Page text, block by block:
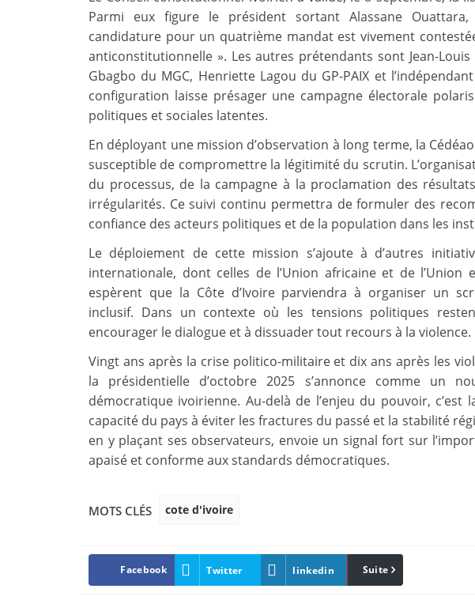
Parmi eux figure le président sortant Alassane
candidature pour un quatrième mandat est vivement
anticonstitutionnelle ». Les autres prétendants sont Jean-Louis
Gbagbo du MGC, Henriette Lagou du GP-PAIX et
configuration laisse présager une campagne électorale
politiques et sociales latentes.
En déployant une mission d’observation à long terme, la
susceptible de compromettre la légitimité du scrutin.
du processus, de la campagne à la proclamation des
irrégularités. Ce suivi continu permettra de formuler des
confiance des acteurs politiques et de la population dans les
Le déploiement de cette mission s’ajoute à d’autres
internationale, dont celles de l’Union africaine et de l’Union
espèrent que la Côte d’Ivoire parviendra à organiser un
inclusif. Dans un contexte où les tensions politiques
encourager le dialogue et à dissuader tout recours à la violence.
Vingt ans après la crise politico-militaire et dix ans après les
la présidentielle d’octobre 2025 s’annonce comme un
démocratique ivoirienne. Au-delà de l’enjeu du pouvoir,
capacité du pays à éviter les fractures du passé et la stabilité
en y plaçant ses observateurs, envoie un signal fort sur
apaisé et conforme aux standards démocratiques.
MOTS CLÉS cote d'ivoire
Facebook Twitter linkedin Pinterest
Suite